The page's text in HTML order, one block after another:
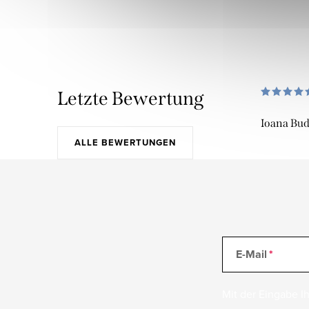
Letzte Bewertung
ALLE BEWERTUNGEN
Ioana
E-Mail